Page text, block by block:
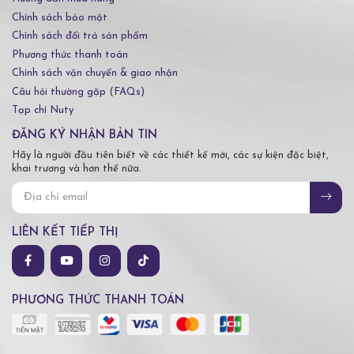
Chính sách bảo mật
Chính sách đổi trả sản phẩm
Phương thức thanh toán
Chính sách vận chuyển & giao nhận
Câu hỏi thường gặp (FAQs)
Tạp chí Nuty
ĐĂNG KÝ NHẬN BẢN TIN
Hãy là người đầu tiên biết về các thiết kế mới, các sự kiện đặc biệt,
khai trương và hơn thế nữa.
LIÊN KẾT TIẾP THỊ
PHƯƠNG THỨC THANH TOÁN